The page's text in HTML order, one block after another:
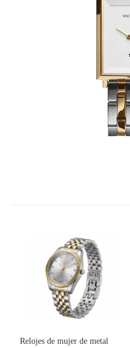
Relojes de mujer de metal